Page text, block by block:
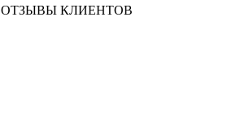
ОТЗЫВЫ КЛИЕНТОВ